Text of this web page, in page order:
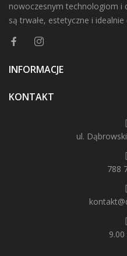
nowoczesnym technologiom i
są trwałe, estetyczne i
INFORMACJE
KONTAKT
ul.
788